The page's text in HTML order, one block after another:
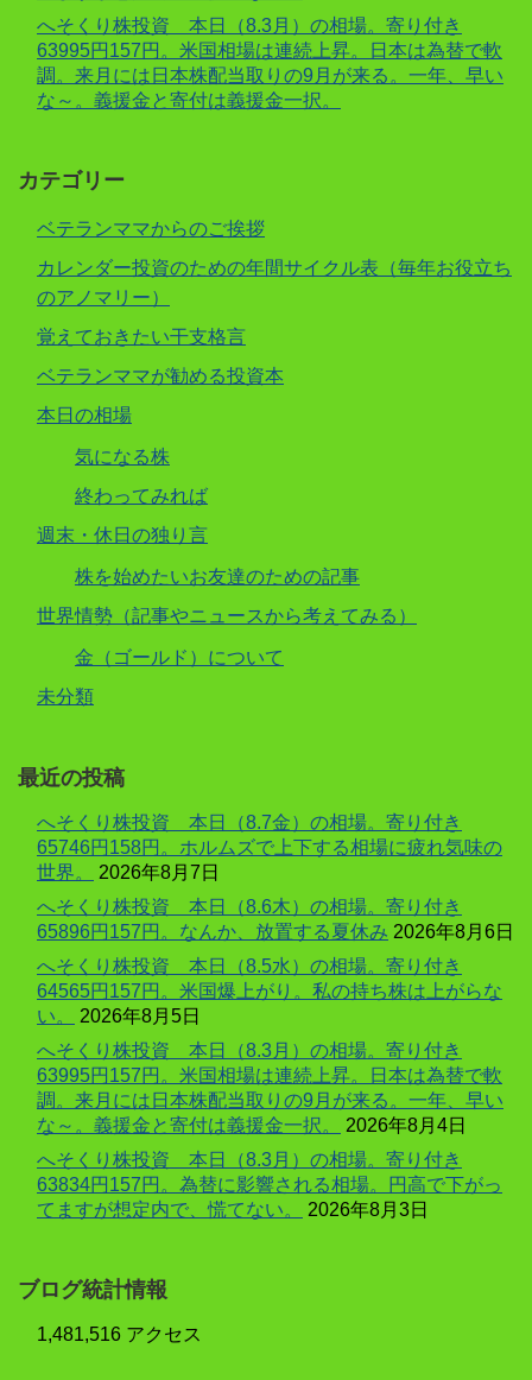
へそくり株投資 本日（8.3月）の相場。寄り付き
63995円157円。米国相場は連続上昇。日本は為替で軟
調。来月には日本株配当取りの9月が来る。一年、早い
な～。義援金と寄付は義援金一択。
カテゴリー
ベテランママからのご挨拶
カレンダー投資のための年間サイクル表（毎年お役立ち
のアノマリー）
覚えておきたい干支格言
ベテランママが勧める投資本
本日の相場
気になる株
終わってみれば
週末・休日の独り言
株を始めたいお友達のための記事
世界情勢（記事やニュースから考えてみる）
金（ゴールド）について
未分類
最近の投稿
へそくり株投資 本日（8.7金）の相場。寄り付き
65746円158円。ホルムズで上下する相場に疲れ気味の
世界。
2026年8月7日
へそくり株投資 本日（8.6木）の相場。寄り付き
65896円157円。なんか、放置する夏休み 2026年8月6日
へそくり株投資 本日（8.5水）の相場。寄り付き
64565円157円。米国爆上がり。私の持ち株は上がらな
い。
2026年8月5日
へそくり株投資 本日（8.3月）の相場。寄り付き
63995円157円。米国相場は連続上昇。日本は為替で軟
調。来月には日本株配当取りの9月が来る。一年、早い
な～。義援金と寄付は義援金一択。
2026年8月4日
へそくり株投資 本日（8.3月）の相場。寄り付き
63834円157円。為替に影響される相場。円高で下がっ
てますが想定内で、慌てない。
2026年8月3日
ブログ統計情報
1,481,516 アクセス